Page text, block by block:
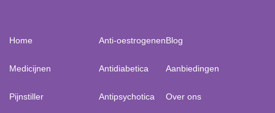
Home
Medicijnen
Pijnstiller
Anti-oestrogenen
Antidiabetica
Antipsychotica
Blog
Aanbiedingen
Over ons